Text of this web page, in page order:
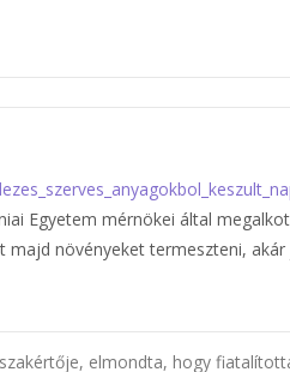
Egyetem mérnökei által
növényeket termeszteni,
elmondta, hogy